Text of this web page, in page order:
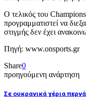
Ο τελικός του
προγραμματιστεί να
στιγμής δεν έχει
Πηγή: www.onsports.gr
Share0
προηγούμενη ανάρτηση
Σε ουκρανικά χέρια